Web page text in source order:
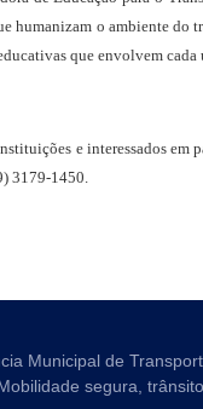
humanizam o ambiente do
que envolvem
e interessados em
3179-1450.
Municipal de
segura, trânsito